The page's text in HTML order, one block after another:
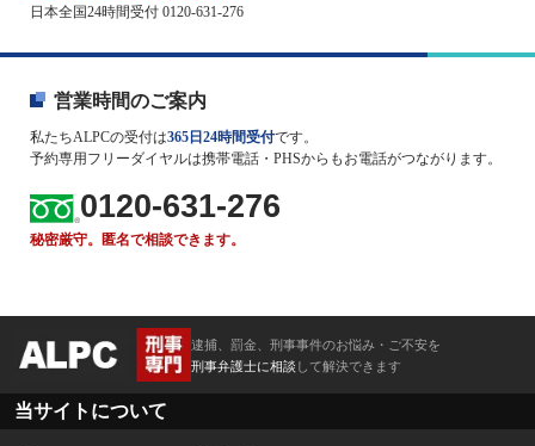
日本全国24時間受付 0120-631-276
営業時間のご案内
私たちALPCの受付は365日24時間受付です。
予約専用フリーダイヤルは携帯電話・PHSからもお電話がつながります。
0120-631-276
秘密厳守。匿名で相談できます。
逮捕、罰金、刑事事件のお悩み・ご不安を
刑事弁護士に相談して解決できます
当サイトについて